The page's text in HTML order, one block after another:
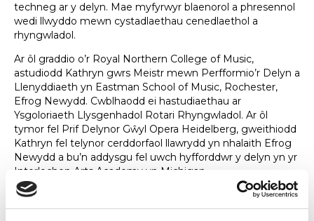
techneg ar y delyn. Mae myfyrwyr blaenorol a phresennol
wedi llwyddo mewn cystadlaethau cenedlaethol a
rhyngwladol.
Ar ôl graddio o’r Royal Northern College of Music,
astudiodd Kathryn gwrs Meistr mewn Perfformio’r Delyn a
Llenyddiaeth yn Eastman School of Music, Rochester,
Efrog Newydd. Cwblhaodd ei hastudiaethau ar
Ysgoloriaeth Llysgenhadol Rotari Rhyngwladol. Ar ôl
tymor fel Prif Delynor Gŵyl Opera Heidelberg, gweithiodd
Kathryn fel telynor cerddorfaol llawrydd yn nhalaith Efrog
Newydd a bu’n addysgu fel uwch hyfforddwr y delyn yn yr
Interlochen Arts Academy yn Michigan.